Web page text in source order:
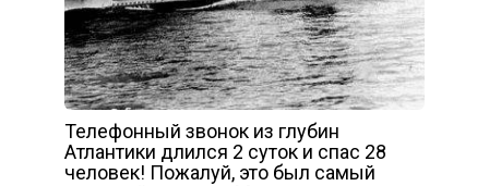
Телефонный звонок из глубин
Атлантики длился 2 суток и спас 28
человек! Пожалуй, это был самый